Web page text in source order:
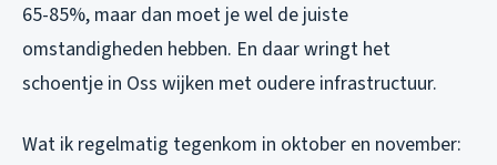
65-85%, maar dan moet je wel de juiste
omstandigheden hebben. En daar wringt het
schoentje in Oss wijken met oudere infrastructuur.
Wat ik regelmatig tegenkom in oktober en november: